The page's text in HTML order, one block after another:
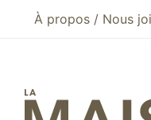
Aller au menu principal
Aller au contenu principal
À propos / Nous